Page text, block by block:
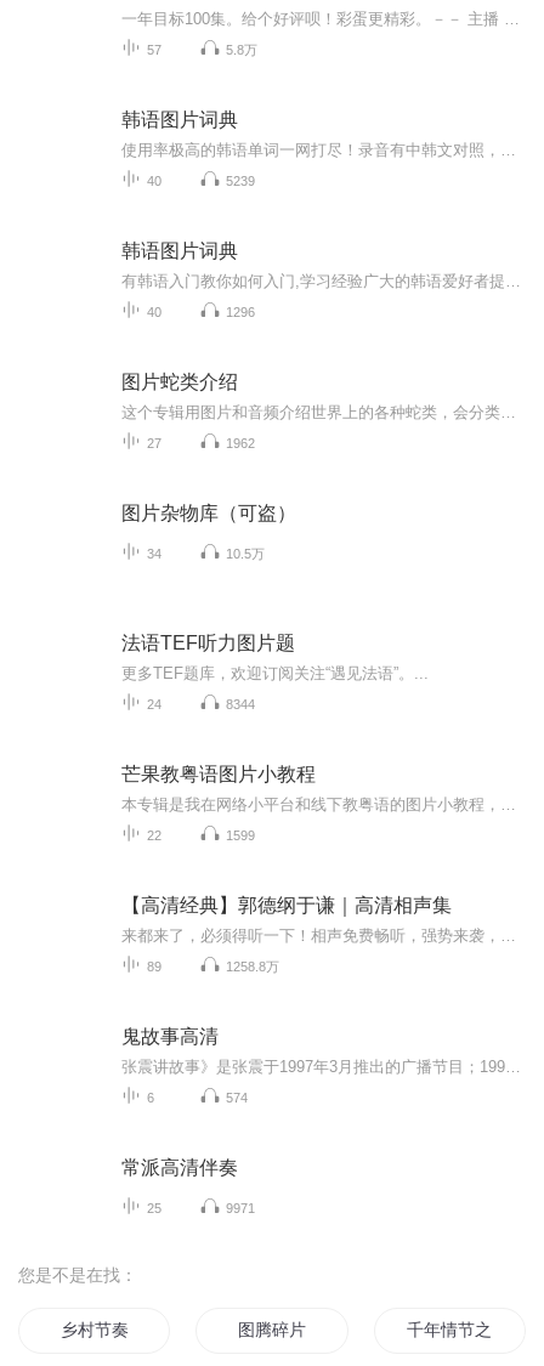
57 5.8万
韩语图片词典
40 5239
韩语图片词典
40 1296
图片蛇类介绍
27 1962
图片杂物库（可盗）
34 10.5万
法语TEF听力图片题
更多TEF题库，欢迎订阅关注“遇见法语”。...
24 8344
芒果教粤语图片小教程
22 1599
【高清经典】郭德纲于谦｜高清相声集
89 1258.8万
鬼故事高清
6 574
常派高清伴奏
25 9971
您是不是在找：
乡村节奏 图腾碎片 千年情节之三生